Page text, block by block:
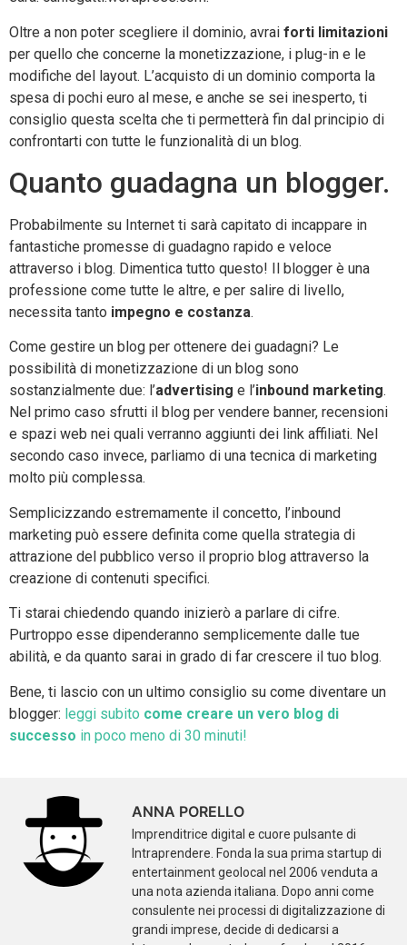
Oltre a non poter scegliere il dominio, avrai forti limitazioni
per quello che concerne la monetizzazione, i plug-in e le
modifiche del layout. L’acquisto di un dominio comporta la
spesa di pochi euro al mese, e anche se sei inesperto, ti
consiglio questa scelta che ti permetterà fin dal principio di
confrontarti con tutte le funzionalità di un blog.
Quanto guadagna un blogger.
Probabilmente su Internet ti sarà capitato di incappare in
fantastiche promesse di guadagno rapido e veloce
attraverso i blog. Dimentica tutto questo! Il blogger è una
professione come tutte le altre, e per salire di livello,
necessita tanto impegno e costanza.
Come gestire un blog per ottenere dei guadagni? Le
possibilità di monetizzazione di un blog sono
sostanzialmente due: l’advertising e l’inbound marketing.
Nel primo caso sfrutti il blog per vendere banner, recensioni
e spazi web nei quali verranno aggiunti dei link affiliati. Nel
secondo caso invece, parliamo di una tecnica di marketing
molto più complessa.
Semplicizzando estremamente il concetto, l’inbound
marketing può essere definita come quella strategia di
attrazione del pubblico verso il proprio blog attraverso la
creazione di contenuti specifici.
Ti starai chiedendo quando inizierò a parlare di cifre.
Purtroppo esse dipenderanno semplicemente dalle tue
abilità, e da quanto sarai in grado di far crescere il tuo blog.
Bene, ti lascio con un ultimo consiglio su come diventare un
blogger: leggi subito come creare un vero blog di
successo in poco meno di 30 minuti!
ANNA PORELLO
Imprenditrice digital e cuore pulsante di
Intraprendere. Fonda la sua prima startup di
entertainment geolocal nel 2006 venduta a
una nota azienda italiana. Dopo anni come
consulente nei processi di digitalizzazione di
grandi imprese, decide di dedicarsi a